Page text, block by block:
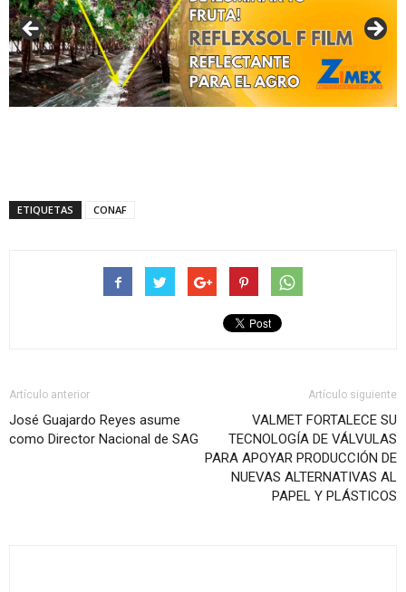
ETIQUETAS CONAF
Artículo anterior
José Guajardo Reyes asume
como Director Nacional de SAG
Artículo siguiente
VALMET FORTALECE SU
TECNOLOGÍA DE VÁLVULAS
PARA APOYAR PRODUCCIÓN DE
NUEVAS ALTERNATIVAS AL
PAPEL Y PLÁSTICOS